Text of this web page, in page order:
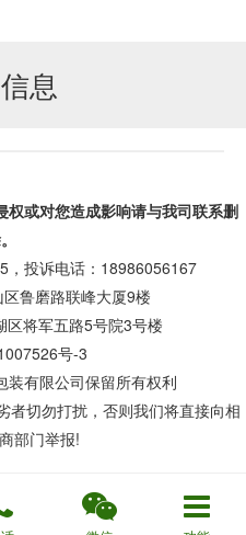
息
权或对您造成影响请与我司联系删
，投诉电话：18986056167
鲁磨路联峰大厦9楼
区将军五路5号院3号楼
号-3
装有限公司保留所有权利
者切勿打扰，否则我们将直接向相
部门举报!